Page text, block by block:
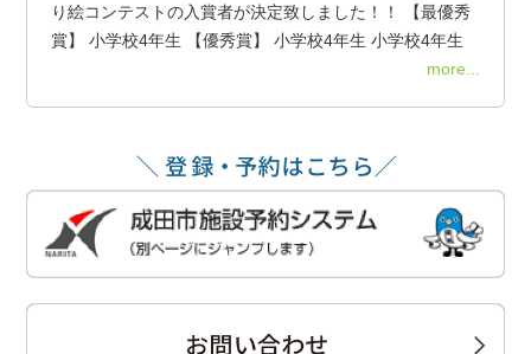
り絵コンテストの入賞者が決定致しました！！ 【最優秀
賞】 小学校4年生 【優秀賞】 小学校4年生 小学校4年生
more...